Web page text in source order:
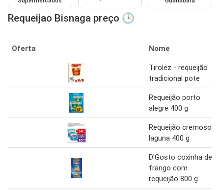
Requeijao Bisnaga preço 🕒
Oferta Nome
Tirolez - requeijão
tradicional pote
Requeijão porto
alegre 400 g
Requeijão cremoso
laguna 400 g
D'Gosto coxinha de
frango com
requeijão 800 g